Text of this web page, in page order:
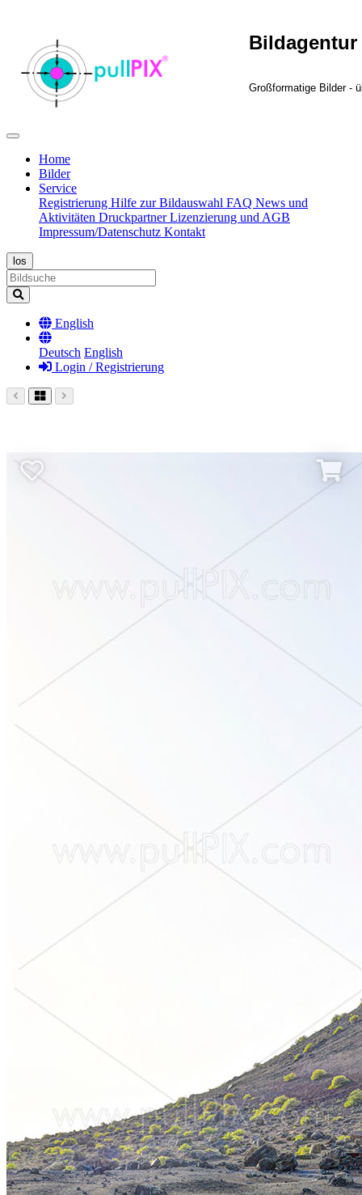
Großformatige Bilder -
Home
Bilder
Service
Registrierung Hilfe zur Bildauswahl FAQ News und
Aktivitäten DruckpartnerLizenzierung und AGB
Impressum/Datenschutz Kontakt
English
Deutsch English
Login / Registrierung